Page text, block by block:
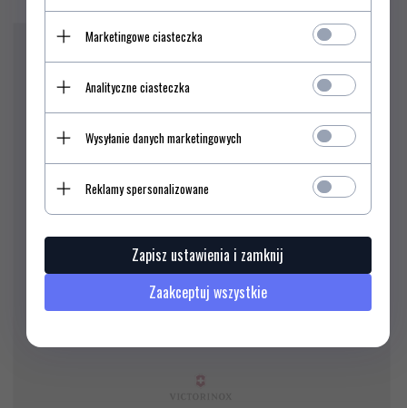
Nożyczki Victorinox 8.0919.24
Marketingowe ciasteczka
Analityczne ciasteczka
Wysyłanie danych marketingowych
Reklamy spersonalizowane
Zapisz ustawienia i zamknij
Zaakceptuj wszystkie